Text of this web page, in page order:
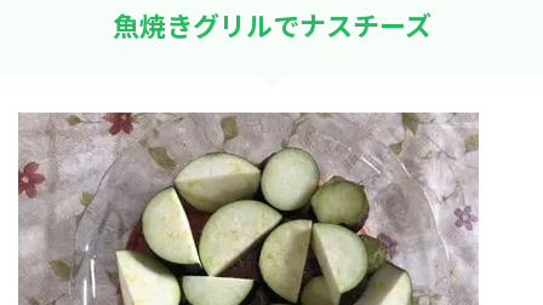
魚焼きグリルでナスチーズ